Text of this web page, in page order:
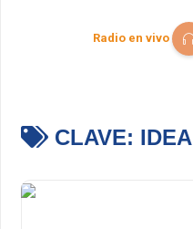
Radio en vivo
CLAVE: IDEA